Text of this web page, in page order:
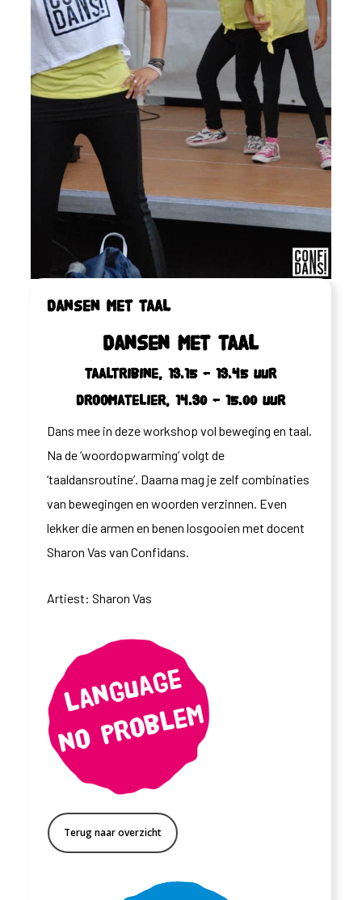
Dansen met taal
Dansen met taal
Taaltribine, 13.15 – 13.45 uur
Droomatelier, 14.30 – 15.00 uur
Dans mee in deze workshop vol beweging en taal.
Na de ‘woordopwarming’ volgt de
‘taaldansroutine’. Daarna mag je zelf combinaties
van bewegingen en woorden verzinnen. Even
lekker die armen en benen losgooien met docent
Sharon Vas vanConfidans
Artiest:Sharon Vas
Terug naar overzicht